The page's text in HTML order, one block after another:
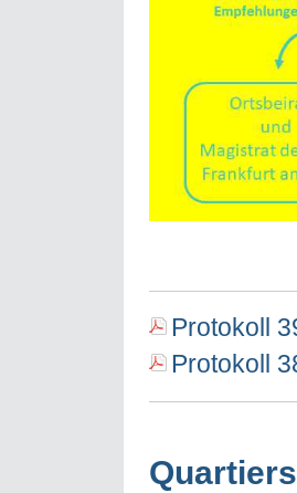
Protokoll
Protokoll